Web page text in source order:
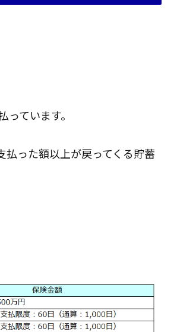
ています。
った額以上が戻ってくる貯蓄